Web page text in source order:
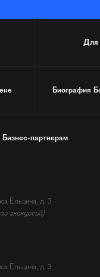
Биография
Бизнес-партнерам
Ельцина, д. 3
экскурсий)
Ельцина, д. 3